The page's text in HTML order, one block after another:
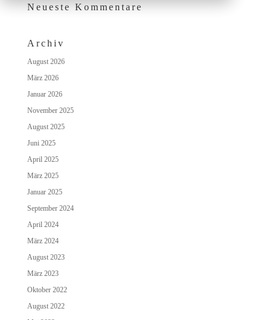
Neueste Kommentare
Archiv
August 2026
März 2026
Januar 2026
November 2025
August 2025
Juni 2025
April 2025
März 2025
Januar 2025
September 2024
April 2024
März 2024
August 2023
März 2023
Oktober 2022
August 2022